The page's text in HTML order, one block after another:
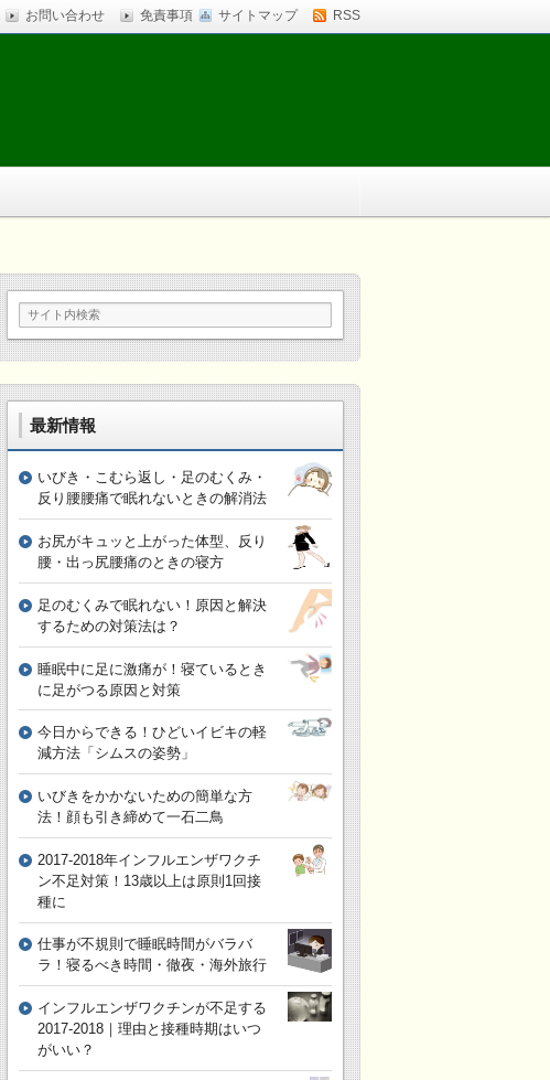
サイトマップ RSS
お問い合わせ 免責事項
最新情報
いびき・こむら返し・足のむくみ・
反り腰腰痛で眠れないときの解消法
お尻がキュッと上がった体型、反り
腰・出っ尻腰痛のときの寝方
足のむくみで眠れない！原因と解決
するための対策法は？
睡眠中に足に激痛が！寝ているとき
に足がつる原因と対策
今日からできる！ひどいイビキの軽
減方法「シムスの姿勢」
いびきをかかないための簡単な方
法！顔も引き締めて一石二鳥
2017-2018年インフルエンザワクチ
ン不足対策！13歳以上は原則1回接
種に
仕事が不規則で睡眠時間がバラバ
ラ！寝るべき時間・徹夜・海外旅行
インフルエンザワクチンが不足する
2017-2018｜理由と接種時期はいつ
がいい？